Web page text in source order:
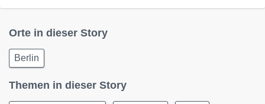
Orte in dieser Story
Berlin
Themen in dieser Story